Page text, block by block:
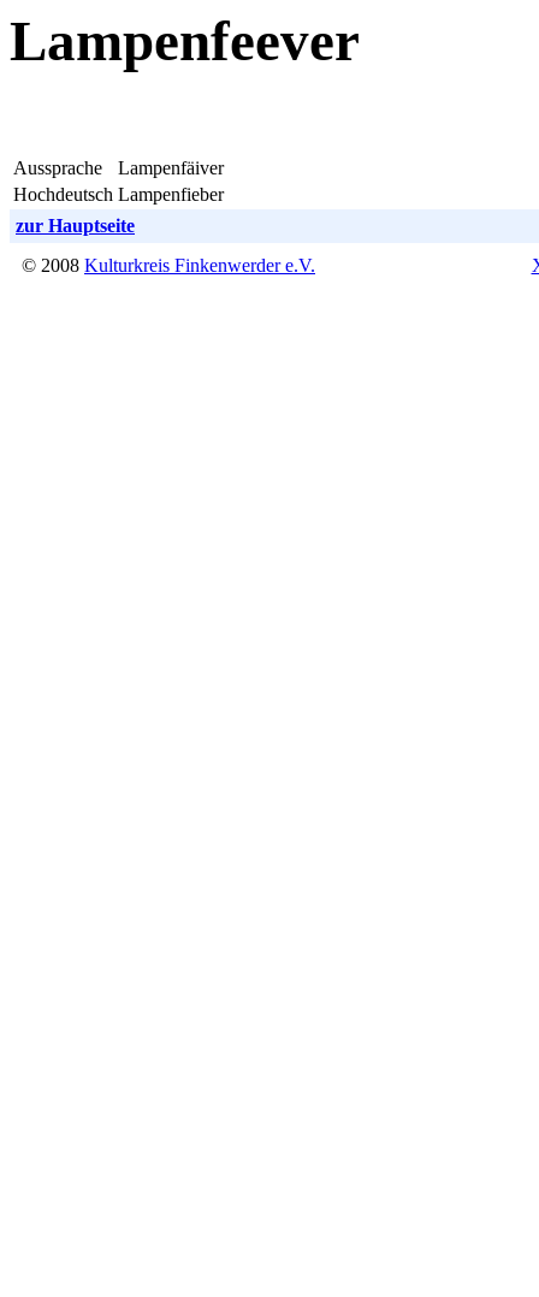
Lampenfeever
Aussprache
Lampenfäiver
Hochdeutsch Lampenfieber
zur Hauptseite
© 2008 Kulturkreis Finkenwerder e.V.